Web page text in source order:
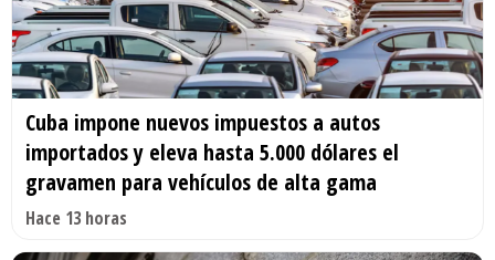
Cuba impone nuevos impuestos a autos
importados y eleva hasta 5.000 dólares el
gravamen para vehículos de alta gama
Hace 13 horas